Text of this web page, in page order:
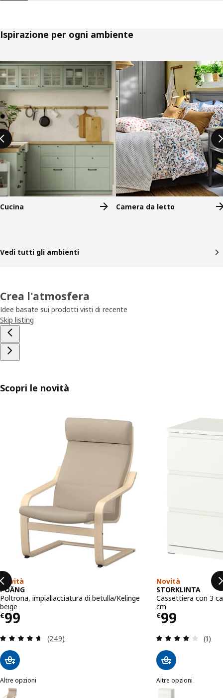
Ispirazione per ogni ambiente
Salta l'annuncio
Cucina Camera da letto
Vedi tutti gli ambienti
Crea l'atmosfera
Idee basate sui prodotti visti di recente
Skip listing
Scopri le novità
Novità
POÄNG
Poltrona, impiallacciatura di betulla/Kelinge
beige
€99
Prezzo € 99
Recensione: 4.6 fuori da 5 stelle. Totale
(249)
Altre opzioni
POÄNG
Opzione: POÄNG, Poltrona, impiallacciatura di betulla/Kelinge beige
Novità
STORKLINTA
Cassettiera con 3
cm
€99
Prezzo €
(1)
Altre opzioni
STORKLINTA
Opzione: